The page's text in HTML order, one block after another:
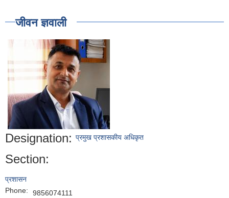
जीवन ज्ञवाली
Designation: प्रमुख प्रशासकीय अधिकृत
Section:
प्रशासन
Phone:
9856074111